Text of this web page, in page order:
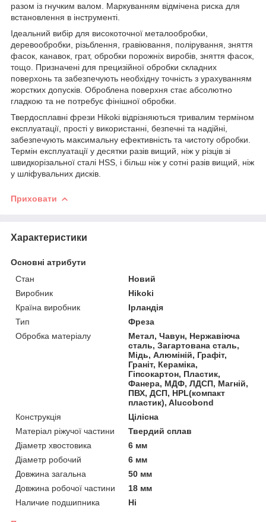
разом із гнучким валом. Маркуванням відмічена риска для
встановлення в інструменті.
Ідеальний вибір для високоточної металообробки,
деревообробки, різьблення, гравіювання, полірування, зняття
фасок, канавок, грат, обробки порожніх виробів, зняття фасок,
тощо. Призначені для прецизійної обробки складних
поверхонь та забезпечують необхідну точність з урахуванням
жорстких допусків. Оброблена поверхня стає абсолютно
гладкою та не потребує фінішної обробки.
Твердосплавні фрези Hikoki відрізняються тривалим терміном
експлуатації, прості у використанні, безпечні та надійні,
забезпечують максимальну ефективність та чистоту обробки.
Термін експлуатації у десятки разів вищий, ніж у різців зі
швидкорізальної сталі HSS, і більш ніж у сотні разів вищий, ніж
у шліфувальних дисків.
Приховати
Характеристики
Основні атрибути
Стан
Новий
Виробник
Hikoki
Країна виробник
Ірландія
Тип
Фреза
Обробка матеріалу
Метал, Чавун, Нержавіюча
сталь, Загартована сталь,
Мідь, Алюміній, Графіт,
Граніт, Кераміка,
Гіпсокартон, Пластик,
Фанера, МДФ, ЛДСП, Магній,
ПВХ, ДСП, HPL(компакт
пластик), Alucobond
Конструкція
Цілісна
Матеріал ріжучої частини
Твердий сплав
Діаметр хвостовика
6 мм
Діаметр робочий
6 мм
Довжина загальна
50 мм
Довжина робочої частини
18 мм
Наличие подшипника
Ні